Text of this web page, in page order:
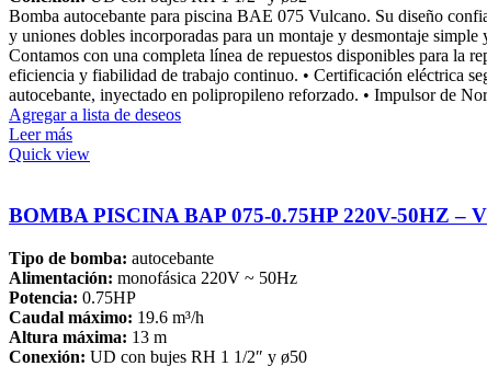
Bomba autocebante para piscina BAE 075 Vulcano. Su diseño
y uniones dobles incorporadas para un montaje y desmontaje
Contamos con una completa línea de repuestos disponibles para la
eficiencia y fiabilidad de trabajo continuo. • Certificación eléctrica
autocebante, inyectado en polipropileno reforzado. • Impulsor de
Agregar a lista de deseos
Leer más
Quick view
BOMBA PISCINA BAP 075-0.75HP 220V-50HZ –
Tipo de bomba: autocebante
Alimentación: monofásica 220V ~ 50Hz
Potencia: 0.75HP
Caudal máximo: 19.6 m³/h
Altura máxima: 13 m
Conexión: UD con bujes RH 1 1/2″ y ø50